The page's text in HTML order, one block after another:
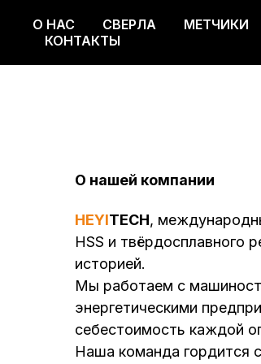
О НАС СВЕРЛА МЕТЧИКИ
О нашей компании
HEYITECH,
HSS и твёрдосплавного
историей.
Мы работаем с
энергетическими
себестоимость каждой
Наша команда гордится
О НАС СВЕРЛА МЕТЧИКИ
КОНТАКТЫ